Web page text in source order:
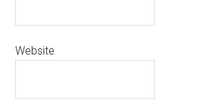
Website